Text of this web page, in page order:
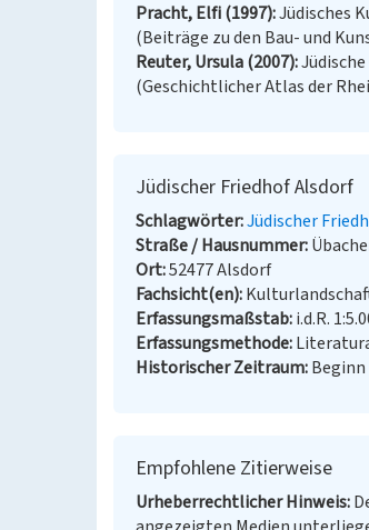
Pracht, Elfi (1997) Jüdisches
(Beiträge zu den Bau- und
Reuter, Ursula (2007)
(Geschichtlicher Atlas der
Jüdischer Friedhof Alsdorf
Schlagwörter Jüdischer
Straße / Hausnummer
Ort 52477 Alsdorf
Fachsicht(en)
Erfassungsmaßstab i.d.R.
Erfassungsmethode
Historischer Zeitraum Beginn
Empfohlene Zitierweise
Urheberrechtlicher Hinweis